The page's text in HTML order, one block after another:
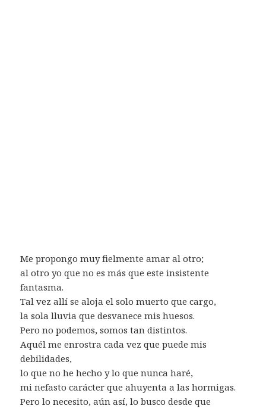
Me propongo muy fielmente amar al otro;
al otro yo que no es más que este insistente
fantasma.
Tal vez allí se aloja el solo muerto que cargo,
la sola lluvia que desvanece mis huesos.
Pero no podemos, somos tan distintos.
Aquél me enrostra cada vez que puede mis
debilidades,
lo que no he hecho y lo que nunca haré,
mi nefasto carácter que ahuyenta a las hormigas.
Pero lo necesito, aún así, lo busco desde que